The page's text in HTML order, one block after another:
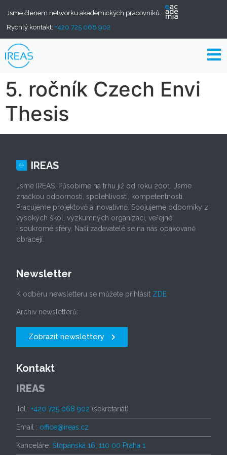
Jsme členem networku akademických pracovníků.
Rychlý kontakt: +420 725 068 902
5. ročník Czech Envi
Thesis
IREAS
Jsme IREAS. Působíme na trhu již od roku 2001. Jsme
značkou odbornosti, spolehlivosti, kompetentnosti.
Pracujeme projektově a inovativně. Spojujeme odborníky z
vysokých škol, výzkumných organizací, veřejné
i soukromé sféry. Naši zadavatelé se na nás opakovaně
obracejí.
Newsletter
K odběru newsletteru se můžete přihlásit ZDE
Archiv newsletterů:
Zobrazit newslettery
Kontakt
IREAS
Tel.: +420 725 068 902 (sekretariát)
Email : office@ireas.cz
Kanceláře: Štěpánská 16, 110 00 Praha 1